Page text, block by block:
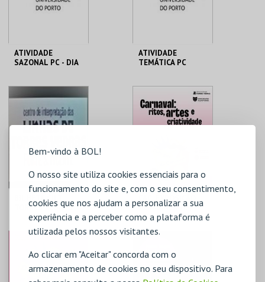
Bem-vindo à BOL!
O nosso site utiliza cookies essenciais para o
funcionamento do site e, com o seu consentimento,
cookies que nos ajudam a personalizar a sua
experiência e a perceber como a plataforma é
utilizada pelos nossos visitantes.
Ao clicar em "Aceitar" concorda com o
armazenamento de cookies no seu dispositivo. Para
COMPRAR COMPRAR
ATIVIDADE
SAZONAL PC - DIA
CENTRAL
MAIS INFO
COMPRAR
ATIVIDADE
TEMÁTICA PC
MHNC-UP - POLO
CENTRAL
MAIS INFO
BILHETE CILT
TORRES VEDRAS
MUSEU MUNICIPAL T.
MAIS INFO
CAC_EXPOSIÇÃO
PERMANENTE |
EXPOSIÇÃO
TEMPORÁRIA
CAC
MAIS INFO